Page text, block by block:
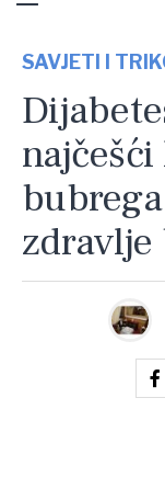
SAVJETI I
zdravlje